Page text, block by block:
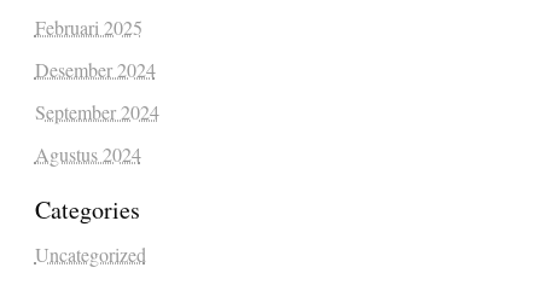
Februari 2025
Desember 2024
September 2024
Agustus 2024
Categories
Uncategorized